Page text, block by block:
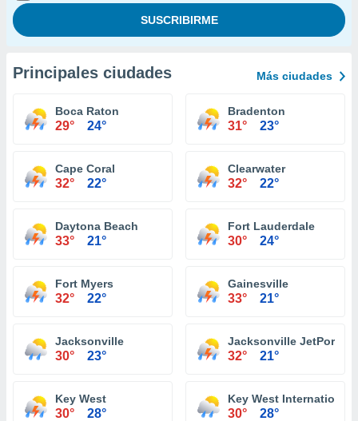
Principales ciudades Más ciudades
Boca Raton
29° 24°
Bradenton
31° 23°
Cape Coral
32° 22°
Clearwater
32° 22°
Daytona Beach
33° 21°
Fort Lauderdale
30° 24°
Fort Myers
32° 22°
Gainesville
33° 21°
Jacksonville
30° 23°
Jacksonville JetPort at
32° 21°
Key West
30° 28°
Key West International
30° 28°